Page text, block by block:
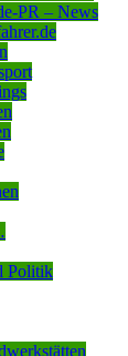
PR – News
Politik